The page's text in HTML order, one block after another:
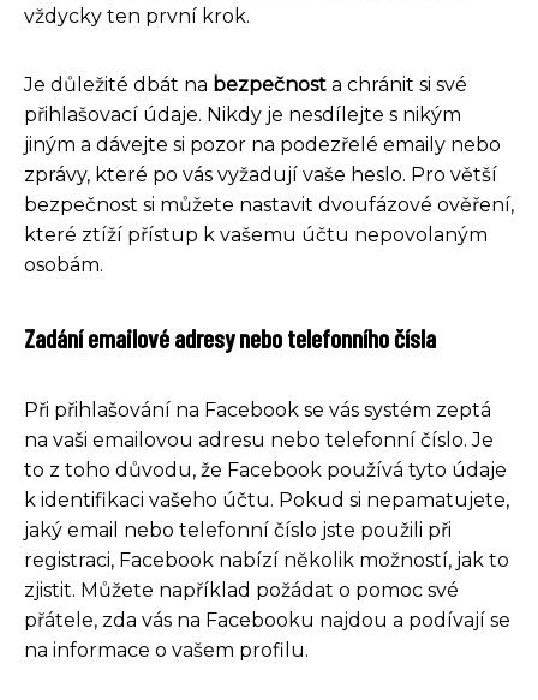
vždycky ten první krok.
Je důležité dbát na bezpečnost a chránit si své
přihlašovací údaje. Nikdy je nesdílejte s nikým
jiným a dávejte si pozor na podezřelé emaily nebo
zprávy, které po vás vyžadují vaše heslo. Pro větší
bezpečnost si můžete nastavit dvoufázové ověření,
které ztíží přístup k vašemu účtu nepovolaným
osobám.
Zadání emailové adresy nebo telefonního čísla
Při přihlašování na Facebook se vás systém zeptá
na vaši emailovou adresu nebo telefonní číslo. Je
to z toho důvodu, že Facebook používá tyto údaje
k identifikaci vašeho účtu. Pokud si nepamatujete,
jaký email nebo telefonní číslo jste použili při
registraci, Facebook nabízí několik možností, jak to
zjistit. Můžete například požádat o pomoc své
přátele, zda vás na Facebooku najdou a podívají se
na informace o vašem profilu.